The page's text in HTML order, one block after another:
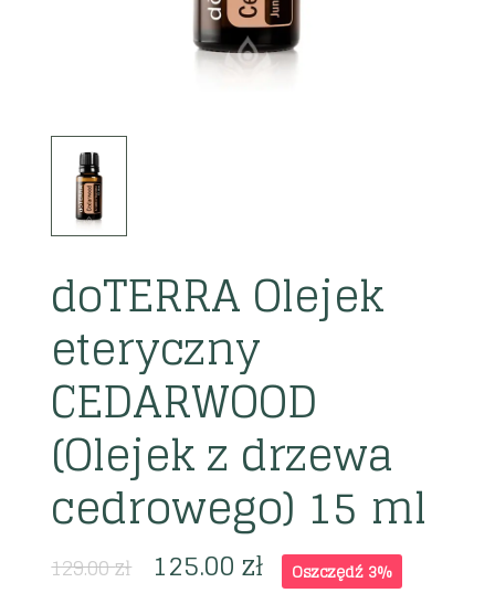
doTERRA Olejek
eteryczny
CEDARWOOD
(Olejek z drzewa
cedrowego) 15 ml
129.00zł 125.00zł Oszczędź 3%